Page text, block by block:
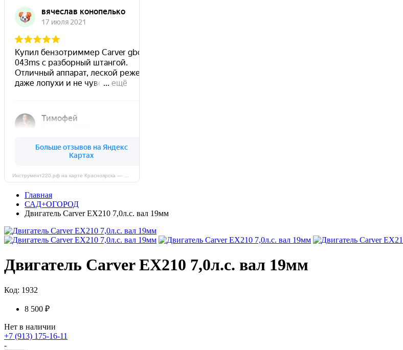
Главная
САД+ОГОРОД
Двигатель Carver EX210 7,0л.с. вал 19мм
Двигатель Carver EX210 7,0л.с. вал 19мм
Код: 1932
8 500 ₽
Нет в наличии
+7 (913) 175-16-11
-